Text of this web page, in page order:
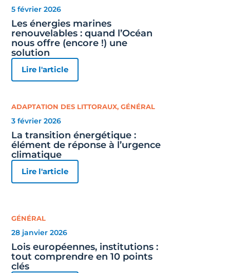
5 février 2026
Les énergies marines
renouvelables : quand l’Océan
nous offre (encore !) une
solution
Lire l'article
ADAPTATION DES LITTORAUX,GÉNÉRAL
3 février 2026
La transition énergétique :
élément de réponse à l’urgence
climatique
Lire l'article
GÉNÉRAL
28 janvier 2026
Lois européennes, institutions :
tout comprendre en 10 points
clés